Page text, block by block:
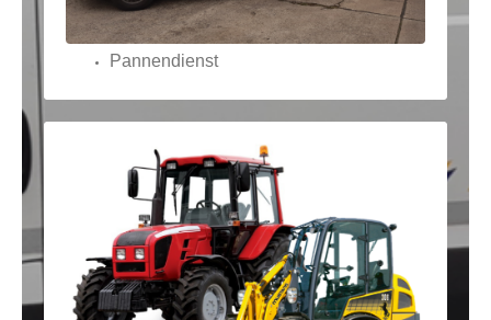
Pannendienst